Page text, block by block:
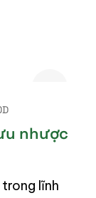
nhược
lĩnh